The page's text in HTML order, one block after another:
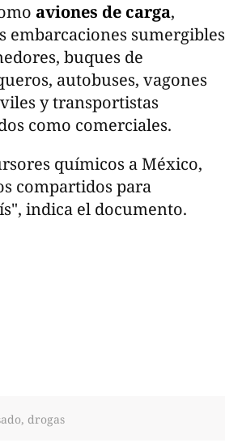
aviones de carga,
embarcaciones sumergibles
buques de
autobuses, vagones
y transportistas
como comerciales.
químicos a México,
compartidos para
indica el documento.
drogas